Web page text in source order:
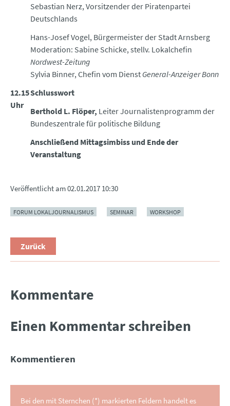
Sebastian Nerz, Vorsitzender der Piratenpartei
Deutschlands
Hans-Josef Vogel, Bürgermeister der Stadt Arnsberg
Moderation: Sabine Schicke, stellv. Lokalchefin
Nordwest-Zeitung
Sylvia Binner, Chefin vom Dienst General-Anzeiger Bonn
12.15
Uhr
Schlusswort
Berthold L. Flöper, Leiter Journalistenprogramm der
Bundeszentrale für politische Bildung
Anschließend Mittagsimbiss und Ende der
Veranstaltung
Veröffentlicht am02.01.2017 10:30
FORUM LOKALJOURNALISMUS SEMINAR WORKSHOP
Zurück
Kommentare
Einen Kommentar schreiben
Kommentieren
Bei den mit Sternchen (*) markierten Feldern handelt es